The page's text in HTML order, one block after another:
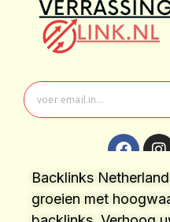
Backlinks
groeien met